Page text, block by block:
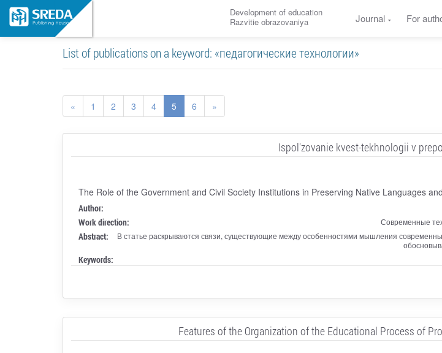
Development of education
Razvitie obrazovaniya
Journal For
List of publications on a keyword: «педагогические технологии»
« 1 2 3 4 5 6 »
Ispol'zovanie kvest-tekhnologii v
The Role of the Government and Civil Society Institutions in Preserving Native Languages
Author:
Work direction: Современные
Abstract:
В статье раскрываются связи, существующие между особенностями мышления
Keywords:
Features of the Organization of the Educational Process of